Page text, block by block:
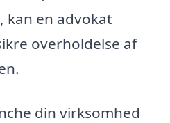
kan en advokat
overholdelse af
din virksomhed